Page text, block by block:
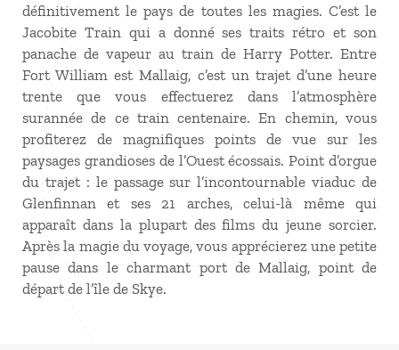
définitivement le pays de toutes les magies. C’est le
Jacobite Train qui a donné ses traits rétro et son
panache de vapeur au train de Harry Potter. Entre
Fort William est Mallaig, c’est un trajet d’une heure
trente que vous effectuerez dans l’atmosphère
surannée de ce train centenaire. En chemin, vous
profiterez de magnifiques points de vue sur les
paysages grandioses de l’Ouest écossais. Point d’orgue
du trajet : le passage sur l’incontournable viaduc de
Glenfinnan et ses 21 arches, celui-là même qui
apparaît dans la plupart des films du jeune sorcier.
Après la magie du voyage, vous apprécierez une petite
pause dans le charmant port de Mallaig, point de
départ de l’île de Skye.